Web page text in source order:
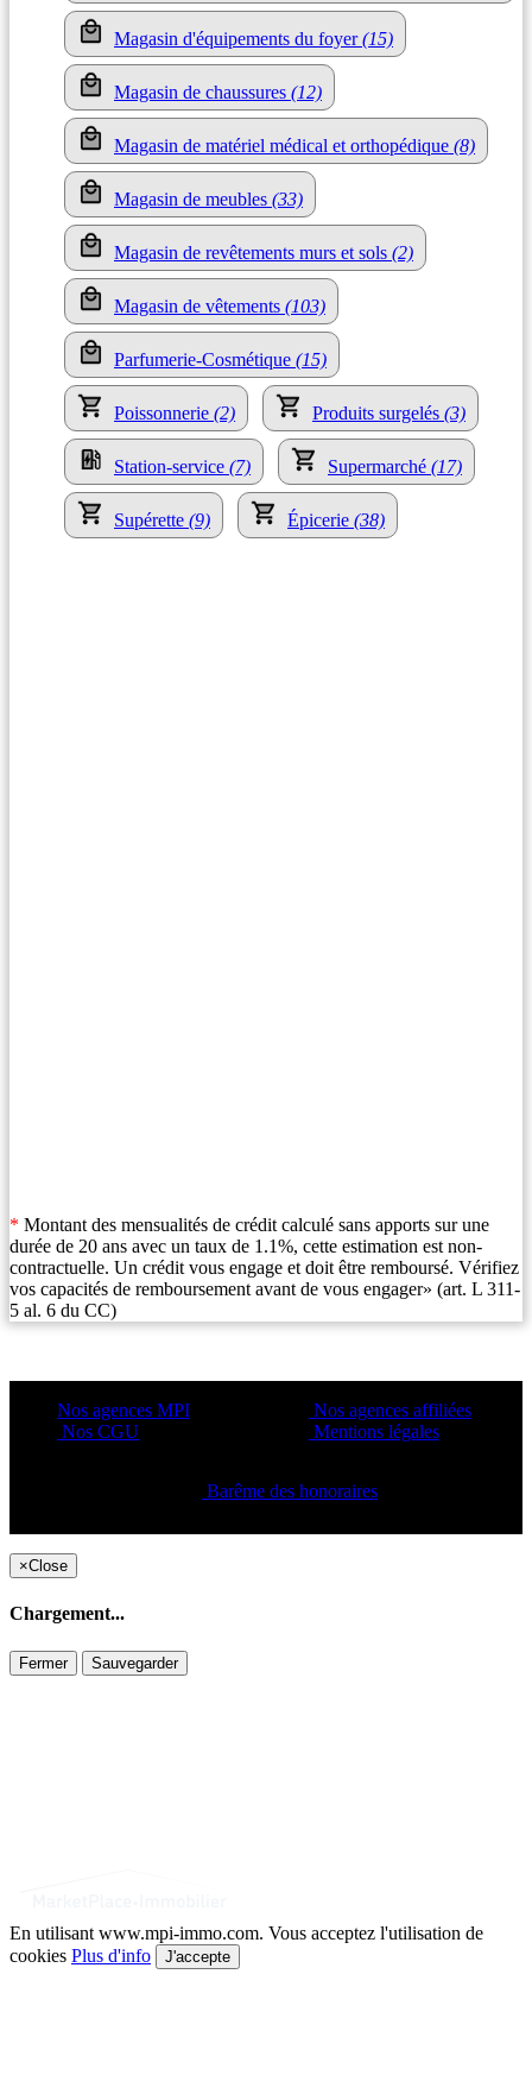
Magasin d'équipements du foyer(15)
Magasin de chaussures (12)
Magasin de matériel médical et orthopédique (8)
Magasin de meubles (33)
Magasin de revêtements murs et sols (2)
Magasin de vêtements (103)
Parfumerie-Cosmétique (15)
Poissonnerie (2) Produits surgelés (3)
Station-service (7) Supermarché (17)
Supérette (9) Épicerie (38)
* Montant des mensualités de crédit calculé sans apports sur une
durée de 20 ans avec un taux de 1.1%, cette estimation est non-
contractuelle. Un crédit vous engage et doit être remboursé. Vérifiez
vos capacités de remboursement avant de vous engager» (art. L 311-
5 al. 6 du CC)
Nos agences MPI
Nos CGU
Nos agences affiliées
Mentions légales
Barême des honoraires
×Close
Chargement...
Fermer Sauvegarder
En utilisant www.mpi-immo.com. Vous acceptez l'utilisation de
cookies Plus d'info J'accepte